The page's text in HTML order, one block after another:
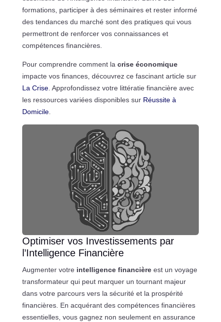
formations, participer à des séminaires et rester informé
des tendances du marché sont des pratiques qui vous
permettront de renforcer vos connaissances et
compétences financières.
Pour comprendre comment la crise économique
impacte vos finances, découvrez ce fascinant article sur
La Crise. Approfondissez votre littératie financière avec
les ressources variées disponibles sur Réussite à
Domicile.
Optimiser vos Investissements par
l’Intelligence Financière
Augmenter votre intelligence financièreest un voyage
transformateur qui peut marquer un tournant majeur
dans votre parcours vers la sécurité et la prospérité
financières. En acquérant des compétences financières
essentielles, vous gagnez non seulement en assurance